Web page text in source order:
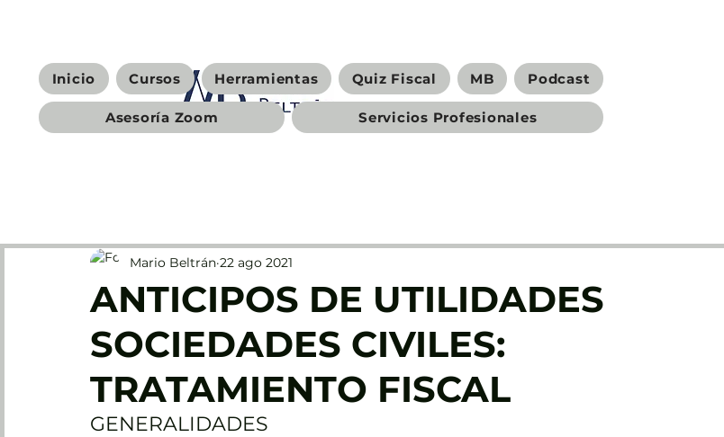
Inicio Cursos Herramientas Quiz Fiscal MB Podcast
Asesoría Zoom Servicios Profesionales
ANTICIPOS DE UTILIDADES
SOCIEDADES CIVILES:
TRATAMIENTO FISCAL
Mario Beltrán 22 ago 2021
GENERALIDADES